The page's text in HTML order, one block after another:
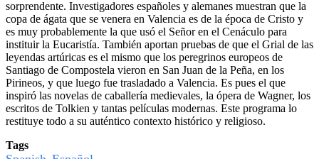
sorprendente. Investigadores españoles y alemanes muestran que la
copa de ágata que se venera en Valencia es de la época de Cristo y
es muy probablemente la que usó el Señor en el Cenáculo para
instituir la Eucaristía. También aportan pruebas de que el Grial de las
leyendas artúricas es el mismo que los peregrinos europeos de
Santiago de Compostela vieron en San Juan de la Peña, en los
Pirineos, y que luego fue trasladado a Valencia. Es pues el que
inspiró las novelas de caballería medievales, la ópera de Wagner, los
escritos de Tolkien y tantas películas modernas. Este programa lo
restituye todo a su auténtico contexto histórico y religioso.
Tags